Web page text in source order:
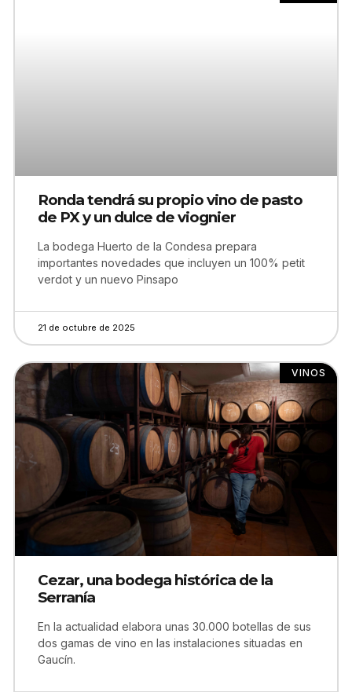
Ronda tendrá su propio vino de pasto
de PX y un dulce de viognier
La bodega Huerto de la Condesa prepara
importantes novedades que incluyen un 100% petit
verdot y un nuevo Pinsapo
21 de octubre de 2025
VINOS
Cezar, una bodega histórica de la
Serranía
En la actualidad elabora unas 30.000 botellas de sus
dos gamas de vino en las instalaciones situadas en
Gaucín.